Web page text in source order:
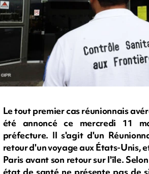
Le tout premier cas réunionnais
été annoncé ce mercredi 11
préfecture. Il s'agit d'un
retour d'un voyage aux États-Unis,
Paris avant son retour sur l'île.